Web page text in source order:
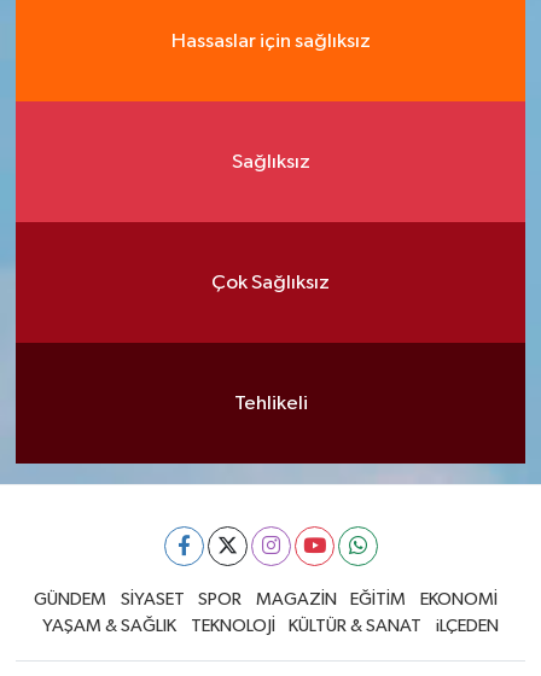
Hassaslar için sağlıksız
Sağlıksız
Çok Sağlıksız
Tehlikeli
GÜNDEM SİYASET SPOR MAGAZİN EĞİTİM
EKONOMİ
YAŞAM & SAĞLIK
TEKNOLOJİ KÜLTÜR & SANAT iLÇEDEN